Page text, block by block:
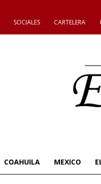
SOCIALES CARTELERA
COAHUILA MEXICO